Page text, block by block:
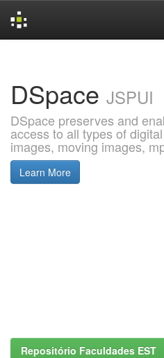
DSpace JSPUI
DSpace preserves and
access to all types of
images, moving images,
Learn More
Repositório Faculdades EST